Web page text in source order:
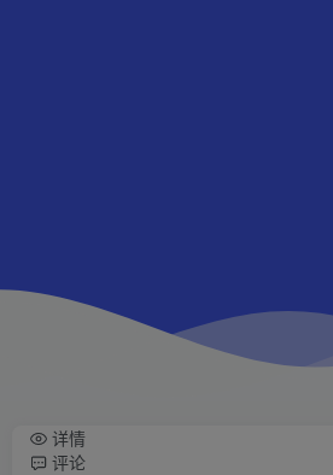
详情
评论